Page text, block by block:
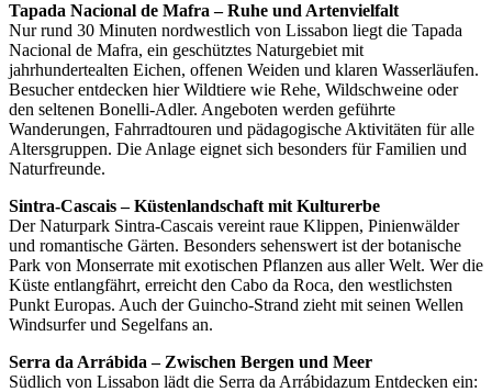
Tapada Nacional de Mafra – Ruhe und Artenvielfalt
Nur rund 30 Minuten nordwestlich von Lissabon liegt die Tapada
Nacional de Mafra, ein geschütztes Naturgebiet mit
jahrhundertealten Eichen, offenen Weiden und klaren Wasserläufen.
Besucher entdecken hier Wildtiere wie Rehe, Wildschweine oder
den seltenen Bonelli-Adler. Angeboten werden geführte
Wanderungen, Fahrradtouren und pädagogische Aktivitäten für alle
Altersgruppen. Die Anlage eignet sich besonders für Familien und
Naturfreunde.
Sintra-Cascais – Küstenlandschaft mit Kulturerbe
Der Naturpark Sintra-Cascais vereint raue Klippen, Pinienwälder
und romantische Gärten. Besonders sehenswert ist der botanische
Park von Monserrate mit exotischen Pflanzen aus aller Welt. Wer die
Küste entlangfährt, erreicht den Cabo da Roca, den westlichsten
Punkt Europas. Auch der Guincho-Strand zieht mit seinen Wellen
Windsurfer und Segelfans an.
Serra da Arrábida – Zwischen Bergen und Meer
Südlich von Lissabon lädt die Serra da Arrábidazum Entdecken ein: